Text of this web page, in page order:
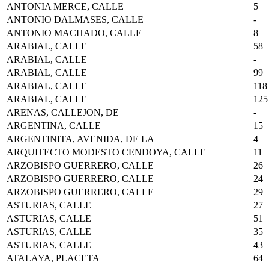
ANTONIA MERCE, CALLE
5
ANTONIO DALMASES, CALLE
-
ANTONIO MACHADO, CALLE
8
ARABIAL, CALLE
58
ARABIAL, CALLE
-
ARABIAL, CALLE
99
ARABIAL, CALLE
118
ARABIAL, CALLE
125
ARENAS, CALLEJON, DE
-
ARGENTINA, CALLE
15
ARGENTINITA, AVENIDA, DE LA
4
ARQUITECTO MODESTO CENDOYA, CALLE
11
ARZOBISPO GUERRERO, CALLE
26
ARZOBISPO GUERRERO, CALLE
24
ARZOBISPO GUERRERO, CALLE
29
ASTURIAS, CALLE
27
ASTURIAS, CALLE
51
ASTURIAS, CALLE
35
ASTURIAS, CALLE
43
ATALAYA, PLACETA
64